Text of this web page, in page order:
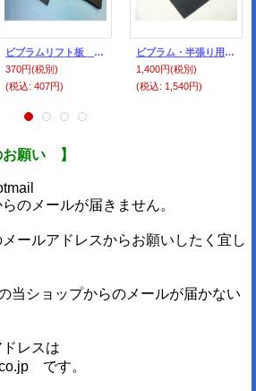
ビブラムリフト板 ＃5350 黒 サイズNO-3（中）
370円(税別)
(税込: 407円)
ビブラム・半張り用シート・黒
1,400円(税別)
(税込: 1,540円)
願い 】
のメールが届きません。
ールアドレスからお願いしたく宜し
当ショップからのメールが届かない
ドレスは
です。